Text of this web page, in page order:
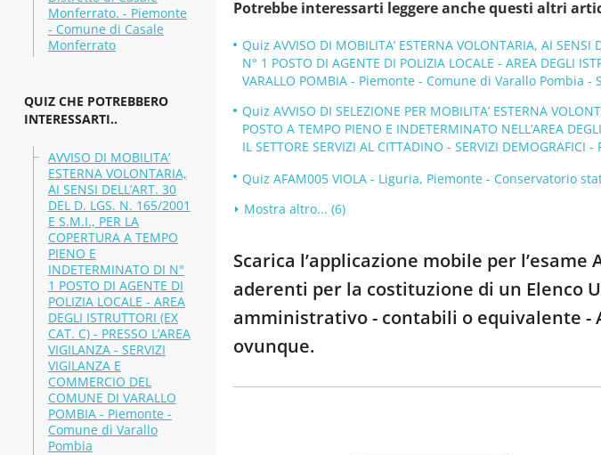
Monferrato. - Piemonte
- Comune di Casale
Monferrato
QUIZ CHE POTREBBERO
INTERESSARTI..
AVVISO DI MOBILITA’
ESTERNA VOLONTARIA,
AI SENSI DELL’ART. 30
DEL D. LGS. N. 165/2001
E S.M.I., PER LA
COPERTURA A TEMPO
PIENO E
INDETERMINATO DI N°
1 POSTO DI AGENTE DI
POLIZIA LOCALE - AREA
DEGLI ISTRUTTORI (EX
CAT. C) - PRESSO L’AREA
VIGILANZA - SERVIZI
VIGILANZA E
COMMERCIO DEL
COMUNE DI VARALLO
POMBIA - Piemonte -
Comune di Varallo
Pombia
Potrebbe interessarti leggere anche questi altri
Quiz AVVISO DI MOBILITA’ ESTERNA VOLONTARIA, AI
N° 1 POSTO DI AGENTE DI POLIZIA LOCALE - AREA DEGLI
VARALLO POMBIA - Piemonte - Comune di Varallo Pombia
Quiz AVVISO DI SELEZIONE PER MOBILITA’ ESTERNA
POSTO A TEMPO PIENO E INDETERMINATO NELL’AREA
IL SETTORE SERVIZI AL CITTADINO - SERVIZI
Quiz AFAM005 VIOLA - Liguria, Piemonte - Conservatorio
Mostra altro... (6)
Scarica l’applicazione mobile per l’esame
aderenti per la costituzione di un Elenco
amministrativo - contabili o equivalente -
ovunque.